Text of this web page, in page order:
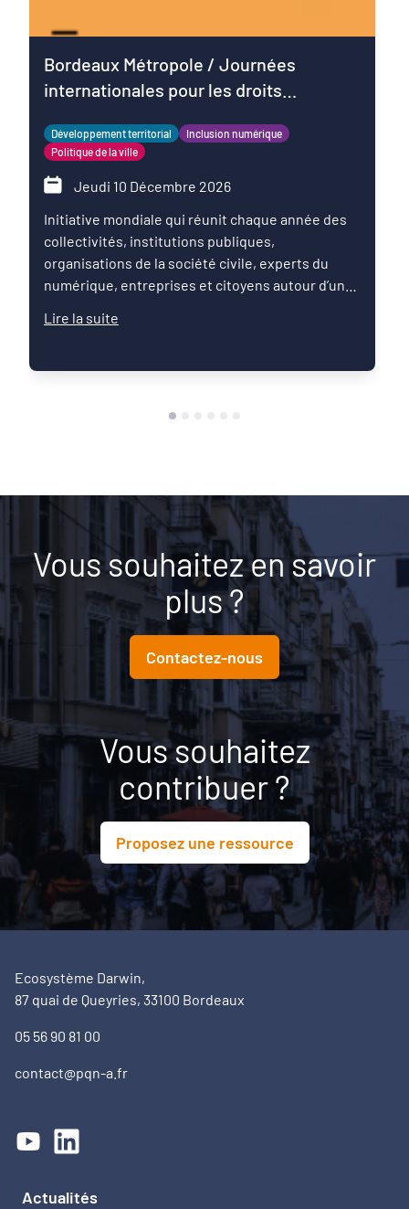
Bordeaux Métropole / Journées
internationales pour les droits
Développement territorial
Inclusion numérique
Politique de la ville
Jeudi 10 Décembre 2026
Initiative mondiale qui réunit chaque année des
collectivités, institutions publiques,
organisations de la société civile, experts du
numérique, entreprises et citoyens autour d’un
des droits humains.
Lire la suite
Vous souhaitez en savoir
plus ?
Contactez-nous
Vous souhaitez
contribuer ?
Proposez une ressource
Ecosystème Darwin,
87 quai de Queyries, 33100 Bordeaux
05 56 90 81 00
contact@pqn-a.fr
Actualités